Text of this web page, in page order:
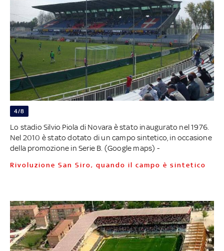
4/8
Lo stadio Silvio Piola di Novara è stato inaugurato nel 1976.
Nel 2010 è stato dotato di un campo sintetico, in occasione
della promozione in Serie B. (Google maps) -
Rivoluzione San Siro, quando il campo è sintetico